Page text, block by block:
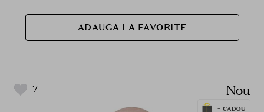
ADAUGA LA FAVORITE
7 Nou